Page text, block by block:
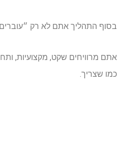
בסוף התהליך אתם לא רק
אתם מרוויחים שקט, מקצועיות,
כמו שצריך.